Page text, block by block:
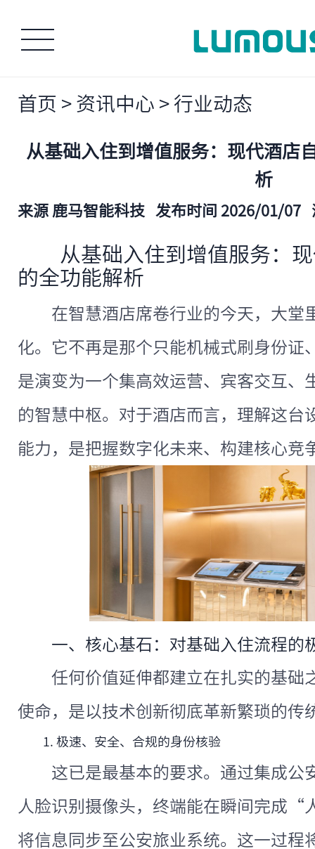
首页 > 资讯中心 > 行业动态
从基础入住到增值服务：现代酒店
析
来源 鹿马智能科技 发布时间 2026/01/07
从基础入住到增值服务：
的全功能解析
在智慧酒店席卷行业的今天，大堂
化。它不再是那个只能机械式刷身份
是演变为一个集高效运营、宾客交互、
的智慧中枢。对于酒店而言，理解这台
能力，是把握数字化未来、构建核心竞
一、核心基石：对基础入住流程的
任何价值延伸都建立在扎实的基础
使命，是以技术创新彻底革新繁琐的传
1. 极速、安全、合规的身份核验
这已是最基本的要求。通过集成公
人脸识别摄像头，终端能在瞬间完成“
将信息同步至公安旅业系统。这一过程